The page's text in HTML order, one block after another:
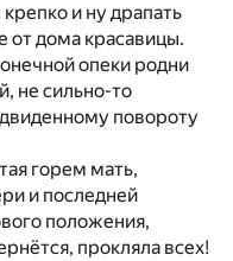
и ну драпать
от дома красавицы.
опеки родни
не сильно-то
повороту
горем мать,
и последней
положения,
прокляла всех!